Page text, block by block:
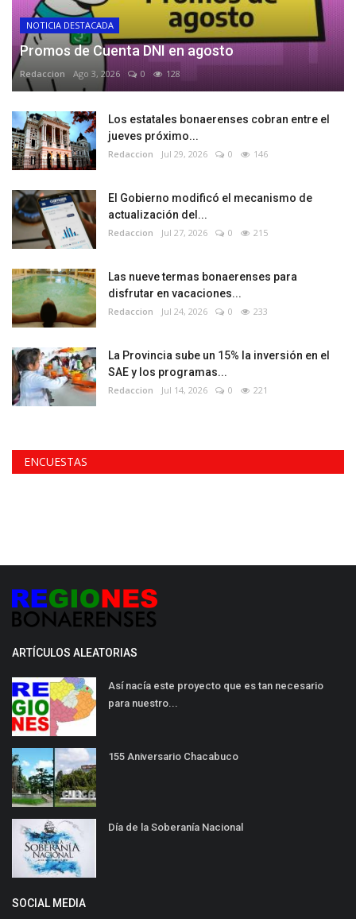
NOTICIA DESTACADA
Promos de Cuenta DNI en agosto
Redaccion Ago 3, 2026 0 128
Los estatales bonaerenses cobran entre el
jueves próximo...
Redaccion Jul 29, 2026 0 146
El Gobierno modificó el mecanismo de
actualización del...
Redaccion Jul 27, 2026 0 215
Las nueve termas bonaerenses para
disfrutar en vacaciones...
Redaccion Jul 24, 2026 0 233
La Provincia sube un 15% la inversión en el
SAE y los programas...
Redaccion Jul 14, 2026 0 221
ENCUESTAS
ARTÍCULOS ALEATORIAS
Así nacía este proyecto que es tan necesario
para nuestro...
155 Aniversario Chacabuco
Día de la Soberanía Nacional
SOCIAL MEDIA